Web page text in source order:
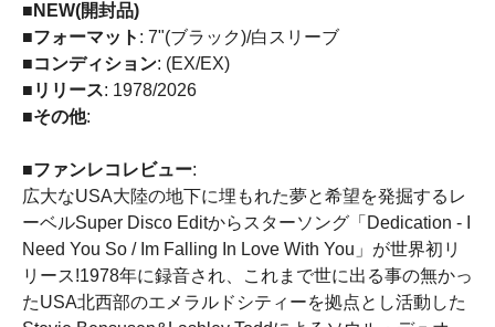
■NEW(開封品)
■フォーマット : 7"(ブラック)/白スリーブ
■コンディション: (EX/EX)
■リリース: 1978/2026
■その他:
■ファンレコレビュー:
広大なUSA大陸の地下に埋もれた夢と希望を発掘するレ
ーベルSuper Disco Editからスターソング「Dedication - I
Need You So / Im Falling In Love With You」が世界初リ
リース!1978年に録音され、これまで世に出る事の無かっ
たUSA北西部のエメラルドシティーを拠点とし活動した